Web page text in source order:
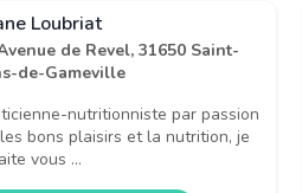
Loubriat
de Revel, 31650 Saint-
de-Gameville
nutritionniste par passion
bons plaisirs et la nutrition, je
vous ...